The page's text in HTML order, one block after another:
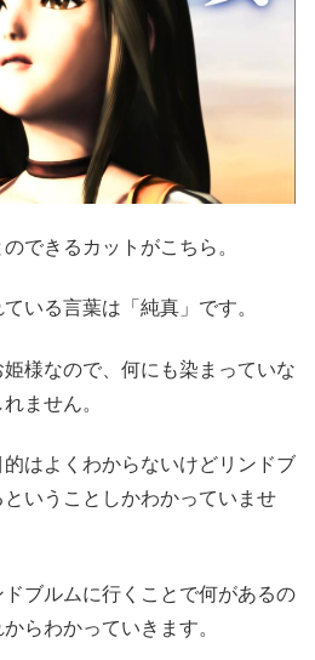
できるカットがこちら。
いる言葉は「純真」です。
様なので、何にも染まっていな
ません。
はよくわからないけどリンドブ
いうことしかわかっていませ
ブルムに行くことで何があるの
らわかっていきます。